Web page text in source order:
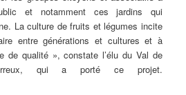
et notamment ces jardins qui
La culture de fruits et légumes incite
entre générations et cultures et à
de qualité », constate l’élu du Val de
qui a porté ce projet.